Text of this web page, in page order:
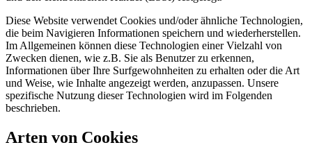
Diese Website verwendet Cookies und/oder ähnliche Technologien,
die beim Navigieren Informationen speichern und wiederherstellen.
Im Allgemeinen können diese Technologien einer Vielzahl von
Zwecken dienen, wie z.B. Sie als Benutzer zu erkennen,
Informationen über Ihre Surfgewohnheiten zu erhalten oder die Art
und Weise, wie Inhalte angezeigt werden, anzupassen. Unsere
spezifische Nutzung dieser Technologien wird im Folgenden
beschrieben.
Arten von Cookies